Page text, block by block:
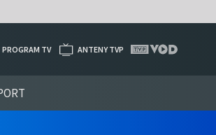
PROGRAM TV ANTENY TVP